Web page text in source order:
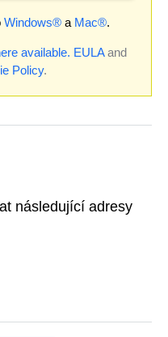
Windows® a Mac®.
available. EULAand
Policy.
následující adresy